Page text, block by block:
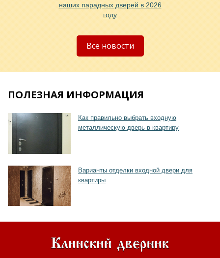
Хочу такую
наших парадных дверей в 2026
году
Все новости
ПОЛЕЗНАЯ ИНФОРМАЦИЯ
Как правильно выбрать входную
металлическую дверь в квартиру
Варианты отделки входной двери для
квартиры